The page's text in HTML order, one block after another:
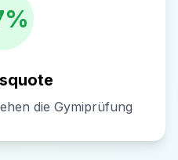
die Gymiprüfung